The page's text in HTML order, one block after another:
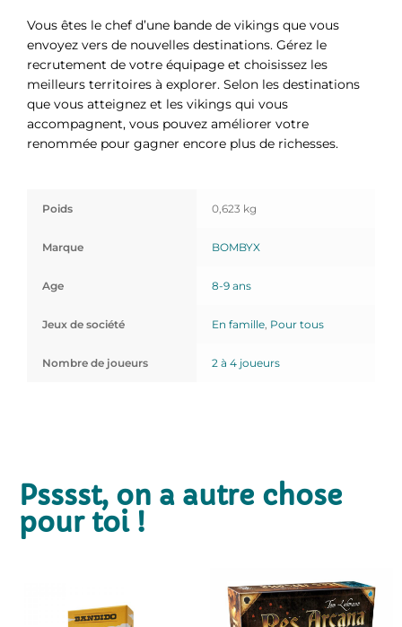
Vous êtes le chef d’une bande de vikings que vous
envoyez vers de nouvelles destinations. Gérez le
recrutement de votre équipage et choisissez les
meilleurs territoires à explorer. Selon les destinations
que vous atteignez et les vikings qui vous
accompagnent, vous pouvez améliorer votre
renommée pour gagner encore plus de richesses.
Poids 0,623 kg
Marque BOMBYX
Age 8-9 ans
Jeux de société En famille, Pour tous
Nombre de joueurs 2 à 4 joueurs
Psssst, on a autre chose
pour toi !